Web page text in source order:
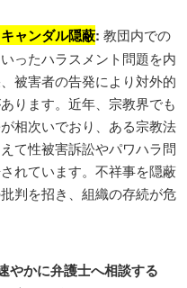
ャンダル隠蔽: 教団内での
ったハラスメント問題を内
被害者の告発により対外的
ります。近年、宗教界でも
相次いでおり、ある宗教法
て性被害訴訟やパワハラ問
れています。不祥事を隠蔽
判を招き、組織の存続が危
やかに弁護士へ相談する